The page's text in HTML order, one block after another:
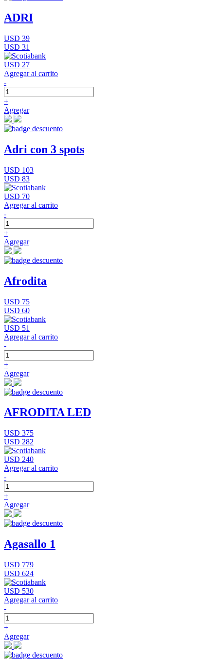
ADRI
USD 39
USD 31
USD 27
Agregar al carrito
-
+
Agregar
Adri con 3 spots
USD 103
USD 83
USD 70
Agregar al carrito
-
+
Agregar
Afrodita
USD 75
USD 60
USD 51
Agregar al carrito
-
+
Agregar
AFRODITA LED
USD 375
USD 282
USD 240
Agregar al carrito
-
+
Agregar
Agasallo 1
USD 779
USD 624
USD 530
Agregar al carrito
-
+
Agregar